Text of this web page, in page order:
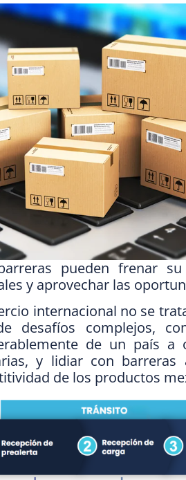
pueden frenar
y aprovechar las
internacional no se
desafíos complejos,
de un país a
y lidiar con barreras
de los productos